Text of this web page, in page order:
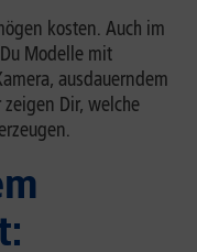
kosten. Auch im
Modelle mit
ausdauerndem
Dir, welche